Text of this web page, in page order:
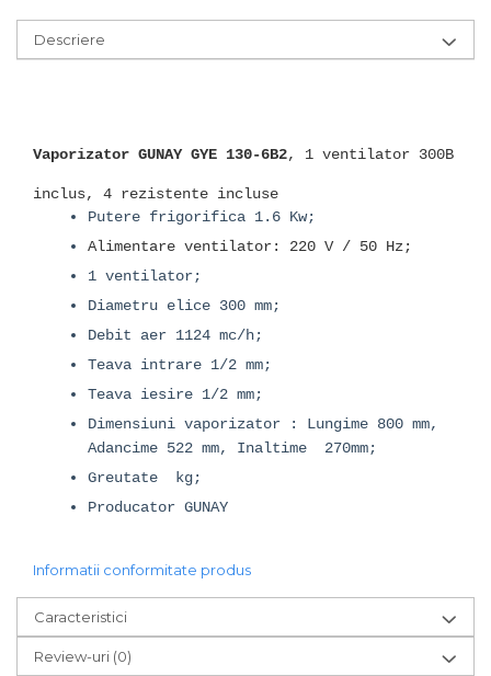
Descriere
Vaporizator GUNAY GYE 130-6B2, 1 ventilator 300B
inclus, 4 rezistente incluse
Putere frigorifica 1.6 Kw;
Alimentare ventilator: 220 V / 50 Hz;
1 ventilator;
Diametru elice 300 mm;
Debit aer 1124 mc/h;
Teava intrare 1/2 mm;
Teava iesire 1/2 mm;
Dimensiuni vaporizator : Lungime 800 mm,
Adancime 522 mm, Inaltime 270mm;
Greutate kg;
Producator GUNAY
Informatii conformitate produs
Caracteristici
Review-uri (0)